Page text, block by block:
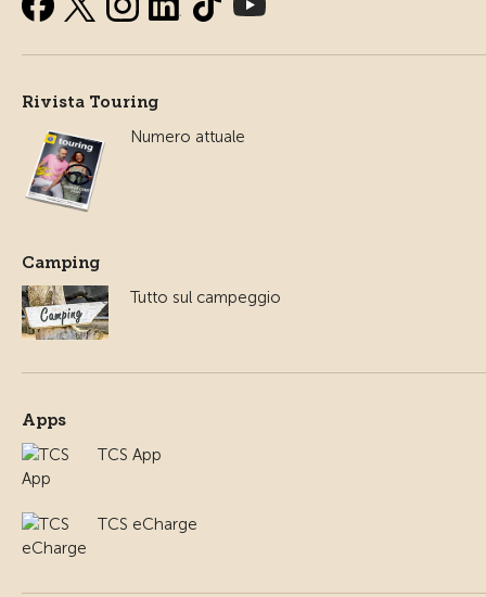
Rivista Touring
Numero attuale
Camping
Tutto sul campeggio
Apps
TCS App
TCS eCharge